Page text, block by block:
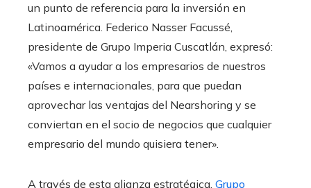
un punto de referencia para la inversión en
Latinoamérica. Federico Nasser Facussé,
presidente de Grupo Imperia Cuscatlán, expresó:
«Vamos a ayudar a los empresarios de nuestros
países e internacionales, para que puedan
aprovechar las ventajas del Nearshoring y se
conviertan en el socio de negocios que cualquier
empresario del mundo quisiera tener».
A través de esta alianza estratégica, Grupo